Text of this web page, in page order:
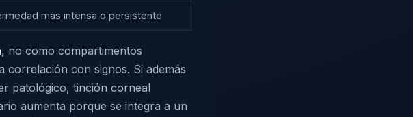
más intensa o persistente
, no como compartimentos
correlación con signos. Si además
patológico, tinción corneal
aumenta porque se integra a un